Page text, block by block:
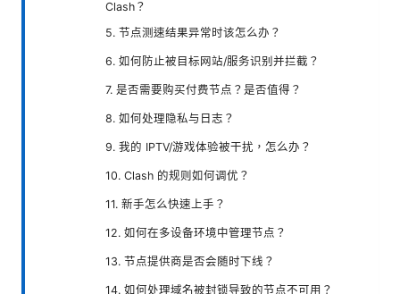
Clash？
5. 节点测速结果异常时该怎么办？
6. 如何防止被目标网站/服务识别并拦截？
7. 是否需要购买付费节点？是否值得？
8. 如何处理隐私与日志？
9. 我的 IPTV/游戏体验被干扰，怎么办？
10. Clash 的规则如何调优？
11. 新手怎么快速上手？
12. 如何在多设备环境中管理节点？
13. 节点提供商是否会随时下线？
14. 如何处理域名被封锁导致的节点不可用？